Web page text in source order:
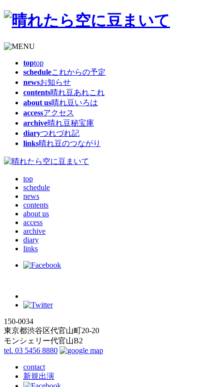
toptop
scheduleこれからの予定
newsお知らせ
contents晴れ豆あれこれ
about us晴れ豆いろは
accessアクセス
archive晴れ豆秘宝庫
diaryつれづれ記
links晴れ豆のつながり
top
schedule
news
contents
about us
access
archive
diary
links
150-0034
東京都渋谷区代官山町20-20
モンシェリー代官山B2
tel. 03 5456 8880
contact
新規出演